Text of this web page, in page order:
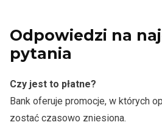
Odpowiedzi na
pytania
Czy jest to płatne?
Bank oferuje promocje, w których
zostać czasowo zniesiona.